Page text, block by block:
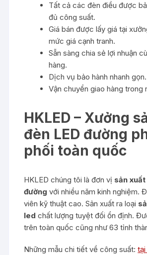
Tất cả các đèn điều được
đủ công suất.
Giá bán được lấy giá tại
mức giá cạnh tranh.
Sẵn sàng chia sẻ lợi nhuận
hàng.
Dịch vụ bảo hành nhanh gọn.
Vận chuyển giao hàng trong
HKLED – Xưởng
đèn LED đường
phối toàn quốc
HKLED chúng tôi là đơn vị sản xuất
đường với nhiều năm kinh nghiệm.
viên kỹ thuật cao. Sản xuất ra loại
led chất lượng tuyệt đối ổn định.
trên toàn quốc cũng như 63 tỉnh
Những mẫu chi tiết về công suất: